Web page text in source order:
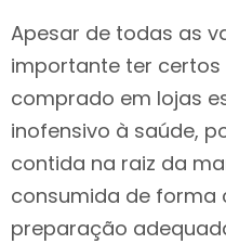
Apesar de todas as
importante ter certos
comprado em lojas
inofensivo à saúde,
contida na raiz da
consumida de forma
preparação